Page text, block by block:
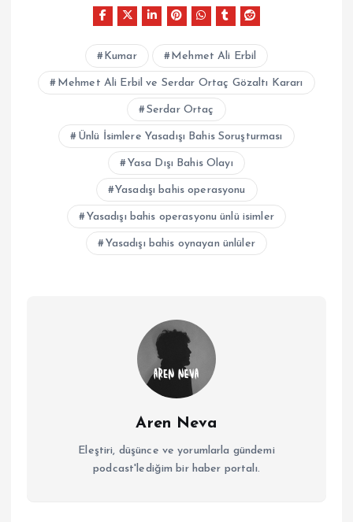
Kumar Mehmet Ali Erbil
Mehmet Ali Erbil ve Serdar Ortaç Gözaltı Kararı
Serdar Ortaç
Ünlü İsimlere Yasadışı Bahis Soruşturması
Yasa Dışı Bahis Olayı
Yasadışı bahis operasyonu
Yasadışı bahis operasyonu ünlü isimler
Yasadışı bahis oynayan ünlüler
Aren Neva
Eleştiri, düşünce ve yorumlarla gündemi
podcast'lediğim bir haber portalı.